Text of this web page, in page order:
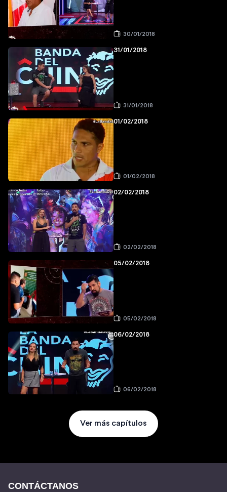
30/01/2018
31/01/2018
31/01/2018
01/02/2018
01/02/2018
02/02/2018
02/02/2018
05/02/2018
05/02/2018
06/02/2018
06/02/2018
Ver más capítulos
CONTÁCTANOS